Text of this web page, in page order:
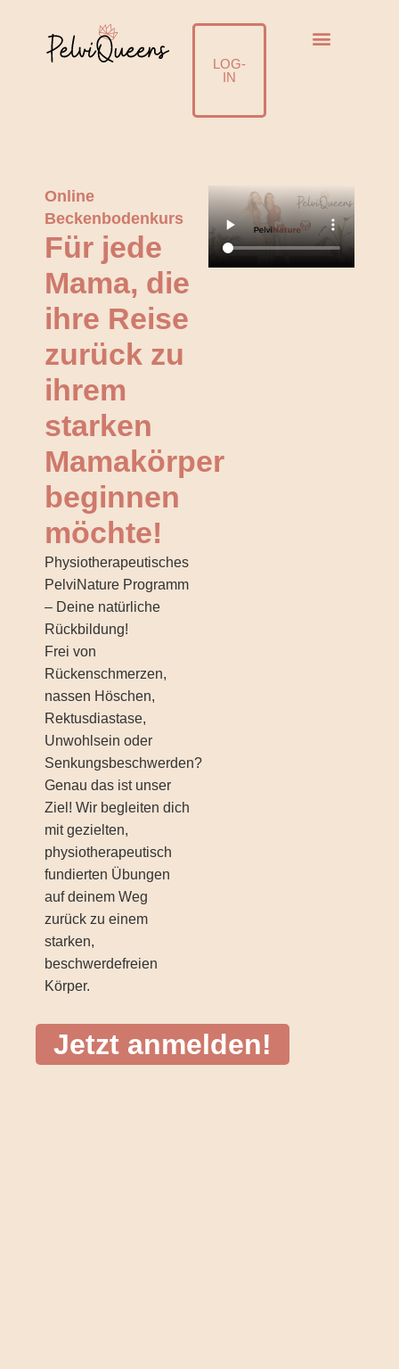
LOG-
IN
Online
Beckenbodenkurs
Für jede
Mama, die
ihre Reise
zurück zu
ihrem
starken
Mamakörper
beginnen
möchte!
Physiotherapeutisches
PelviNature Programm
– Deine natürliche
Rückbildung!
Frei von
Rückenschmerzen,
nassen Höschen,
Rektusdiastase,
Unwohlsein oder
Senkungsbeschwerden?
Genau das ist unser
Ziel! Wir begleiten dich
mit gezielten,
physiotherapeutisch
fundierten Übungen
auf deinem Weg
zurück zu einem
starken,
beschwerdefreien
Körper.
Jetzt anmelden!
☀️SUMMER SALE - 50% mit SUMMER26
Jetzt einlösen!